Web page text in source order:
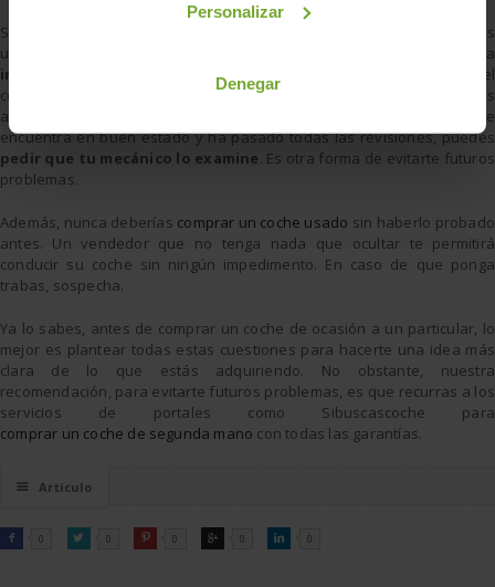
Personalizar
Denegar
Solicita ver el
. El libro de revisiones es
un buen indicativo de los cuidados de un vehículo. Es una
información neutra y fiable
que te permitirá comprobar si el
conductor ha realizado las debidas revisiones y en los tiempos
adecuados. Sin embargo, aunque verifiques que el vehículo se
encuentra en buen estado y ha pasado todas las revisiones, puedes
pedir que tu mecánico lo examine . Es otra forma de evitarte futuros
problemas.
Además, nunca deberías comprar un coche usado sin haberlo probado
antes. Un vendedor que no tenga nada que ocultar te permitirá
conducir su coche sin ningún impedimento. En caso de que ponga
trabas, sospecha.
Ya lo sabes, antes de comprar un coche de ocasión a un particular, lo
mejor es plantear todas estas cuestiones para hacerte una idea más
clara de lo que estás adquiriendo. No obstante, nuestra
recomendación, para evitarte futuros problemas, es que recurras a los
servicios de portales como Sibuscascoche para
comprar un coche de segunda mano con todas las garantías.
☰ Artículo

FACEBOOK
0 
TWITTER0 
PINTEREST
0 
GOOGLE0 
LINKEDIN
0